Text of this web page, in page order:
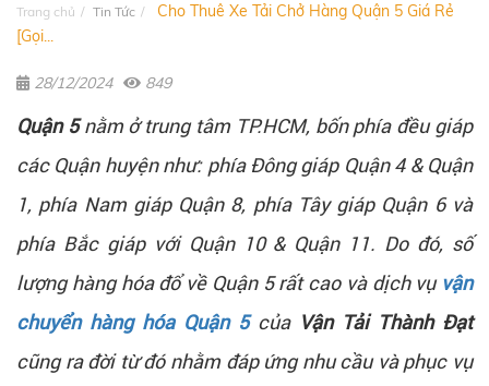
Trang chủ Tin Tức
Cho Thuê Xe Tải Chở Hàng Quận 5 Giá Rẻ
[Gọi...
28/12/2024 849
Quận 5nằm ở trung tâm TP.HCM, bốn phía đều giáp
các Quận huyện như: phía Đông giáp Quận 4 & Quận
1, phía Nam giáp Quận 8, phía Tây giáp Quận 6 và
phía Bắc giáp với Quận 10 & Quận 11. Do đó, số
lượng hàng hóa đổ về Quận 5 rất cao và dịch vụ vận
chuyển hàng hóa Quận 5của Vận Tải Thành Đạt
cũng ra đời từ đó nhằm đáp ứng nhu cầu và phục vụ